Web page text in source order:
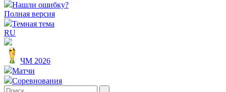
Нашли ошибку?
Полная версия
Темная тема
RU
ЧМ 2026
Матчи
Соревнования